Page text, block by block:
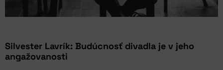
Silvester Lavrík: Budúcnosť divadla je v jeho
angažovanosti